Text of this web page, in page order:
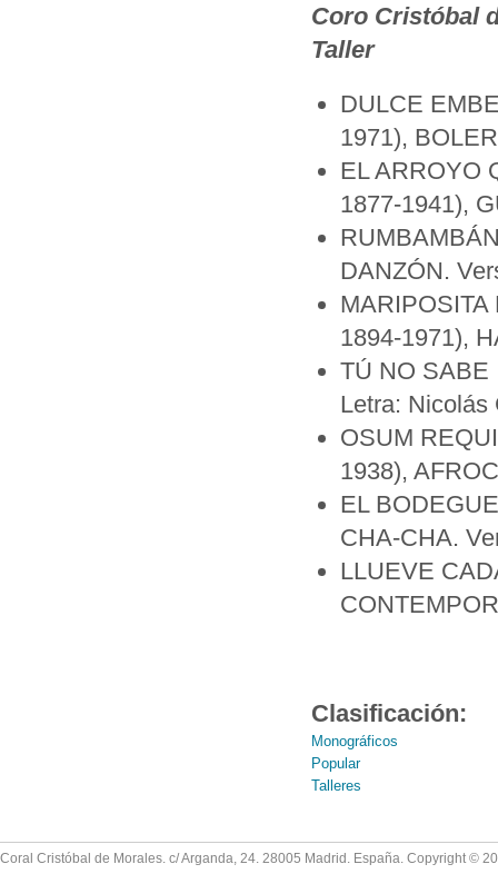
Coro Cristóbal
Taller
DULCE
1971),
EL ARROYO
1877-1941),
DANZÓN.
MARIPOSITA
1894-1971),
TÚ NO SABE
Letra: Nicolás
OSUM
1938),
EL
CHA-CHA.
LLUEVE
Clasificación:
Monográficos
Popular
Talleres
Coral Cristóbal de Morales. c/ Arganda, 24. 28005 Madrid. España. Copyright ©